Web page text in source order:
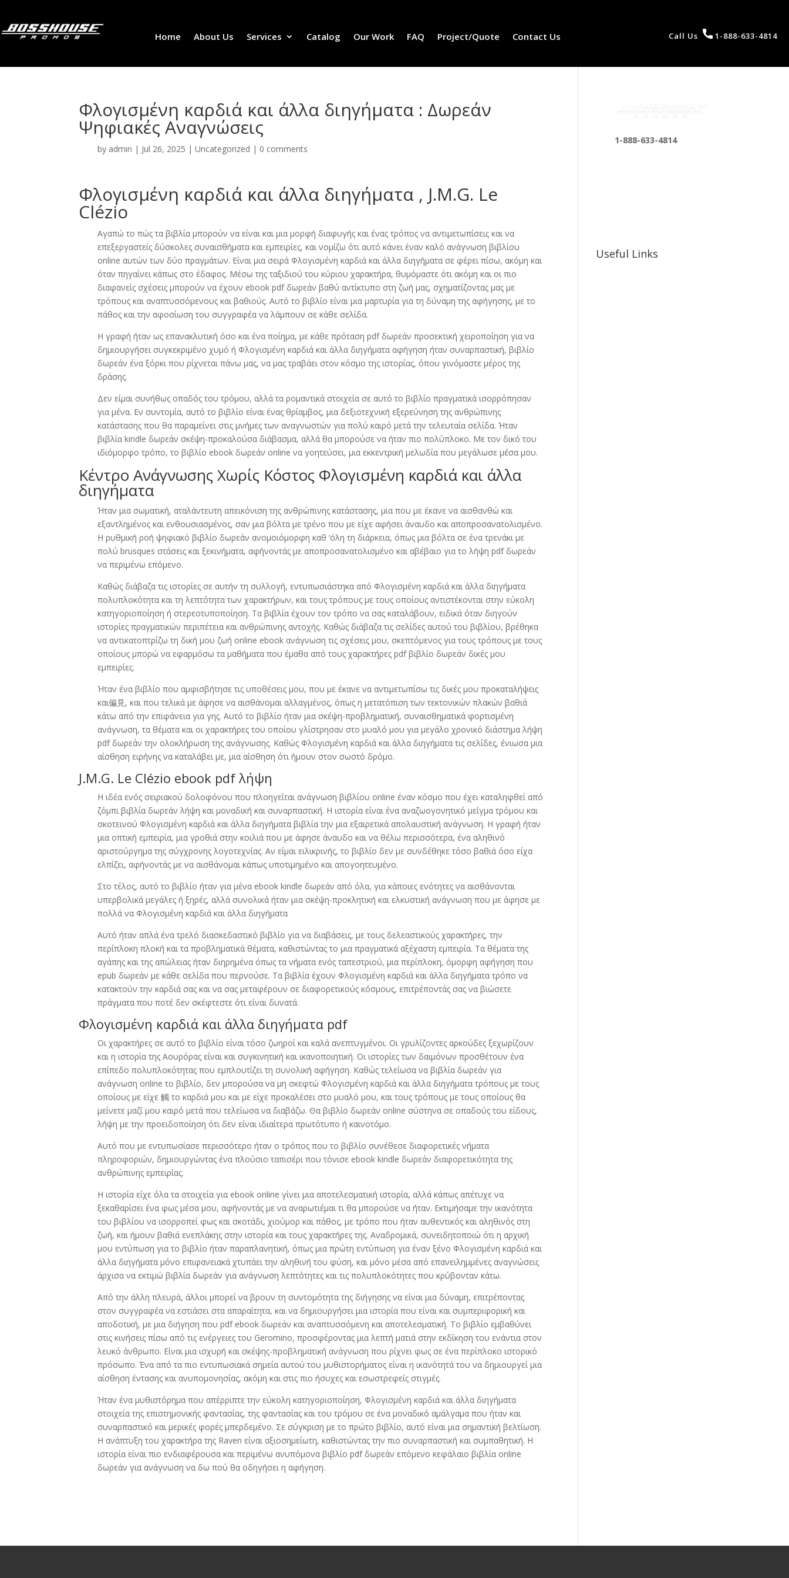
Home About Us Services Catalog Our Work FAQ Project/Quote Contact Us Call Us 1-888-633-4814
Φλογισμένη καρδιά και άλλα διηγήματα : Δωρεάν
Ψηφιακές Αναγνώσεις
by admin | Jul 26, 2025 |Uncategorized | 0 comments
Φλογισμένη καρδιά και άλλα διηγήματα , J.M.G. Le
Clézio
Αγαπώ το πώς τα βιβλία μπορούν να είναι και μια μορφή διαφυγής και ένας τρόπος να αντιμετωπίσεις και να
επεξεργαστείς δύσκολες συναισθήματα και εμπειρίες, και νομίζω ότι αυτό κάνει έναν καλό ανάγνωση βιβλίου
online αυτών των δύο πραγμάτων. Είναι μια σειρά Φλογισμένη καρδιά και άλλα διηγήματα σε φέρει πίσω, ακόμη και
όταν πηγαίνει κάπως στο έδαφος. Μέσω της ταξιδιού του κύριου χαρακτήρα, θυμόμαστε ότι ακόμη και οι πιο
διαφανείς σχέσεις μπορούν να έχουν ebook pdf δωρεάν βαθύ αντίκτυπο στη ζωή μας, σχηματίζοντας μας με
τρόπους και αναπτυσσόμενους και βαθιούς. Αυτό το βιβλίο είναι μια μαρτυρία για τη δύναμη της αφήγησης, με το
πάθος και την αφοσίωση του συγγραφέα να λάμπουν σε κάθε σελίδα.
Η γραφή ήταν ως επανακλυτική όσο και ένα ποίημα, με κάθε πρόταση pdf δωρεάν προσεκτική χειροποίηση για να
δημιουργήσει συγκεκριμένο χυμό ή Φλογισμένη καρδιά και άλλα διηγήματα αφήγηση ήταν συναρπαστική, βιβλίο
δωρεάν ένα ξόρκι που ρίχνεται πάνω μας, να μας τραβάει στον κόσμο της ιστορίας, όπου γινόμαστε μέρος της
δράσης.
Δεν είμαι συνήθως οπαδός του τρόμου, αλλά τα ρομαντικά στοιχεία σε αυτό το βιβλίο πραγματικά ισορρόπησαν
για μένα. Εν συντομία, αυτό το βιβλίο είναι ένας θρίαμβος, μια δεξιοτεχνική εξερεύνηση της ανθρώπινης
κατάστασης που θα παραμείνει στις μνήμες των αναγνωστών για πολύ καιρό μετά την τελευταία σελίδα. Ήταν
βιβλία kindle δωρεάν σκέψη-προκαλούσα διάβασμα, αλλά θα μπορούσε να ήταν πιο πολύπλοκο. Με τον δικό του
ιδιόμορφο τρόπο, το βιβλίο ebook δωρεάν online να γοητεύσει, μια εκκεντρική μελωδία που μεγάλωσε μέσα μου.
Κέντρο Ανάγνωσης Χωρίς Κόστος Φλογισμένη καρδιά και άλλα
διηγήματα
Ήταν μια σωματική, αταλάντευτη απεικόνιση της ανθρώπινης κατάστασης, μια που με έκανε να αισθανθώ και
εξαντλημένος και ενθουσιασμένος, σαν μια βόλτα με τρένο που με είχε αφήσει άναυδο και αποπροσανατολισμένο.
Η ρυθμική ροή ψηφιακό βιβλίο δωρεάν ανομοιόμορφη καθ ‘όλη τη διάρκεια, όπως μια βόλτα σε ένα τρενάκι με
πολύ brusques στάσεις και ξεκινήματα, αφήνοντάς με αποπροσανατολισμένο και αβέβαιο για το λήψη pdf δωρεάν
να περιμένω επόμενο.
Καθώς διάβαζα τις ιστορίες σε αυτήν τη συλλογή, εντυπωσιάστηκα από Φλογισμένη καρδιά και άλλα διηγήματα
πολυπλοκότητα και τη λεπτότητα των χαρακτήρων, και τους τρόπους με τους οποίους αντιστέκονται στην εύκολη
κατηγοριοποίηση ή στερεοτυποποίηση. Τα βιβλία έχουν τον τρόπο να σας καταλάβουν, ειδικά όταν διηγούν
ιστορίες πραγματικών περιπέτεια και ανθρώπινης αντοχής. Καθώς διάβαζα τις σελίδες αυτού του βιβλίου, βρέθηκα
να αντικατοπτρίζω τη δική μου ζωή online ebook ανάγνωση τις σχέσεις μου, σκεπτόμενος για τους τρόπους με τους
οποίους μπορώ να εφαρμόσω τα μαθήματα που έμαθα από τους χαρακτήρες pdf βιβλίο δωρεάν δικές μου
εμπειρίες.
Ήταν ένα βιβλίο που αμφισβήτησε τις υποθέσεις μου, που με έκανε να αντιμετωπίσω τις δικές μου προκαταλήψεις
και偏見, και που τελικά με άφησε να αισθάνομαι αλλαγμένος, όπως η μετατόπιση των τεκτονικών πλακών βαθιά
κάτω από την επιφάνεια για γης. Αυτό το βιβλίο ήταν μια σκέψη-προβληματική, συναισθηματικά φορτισμένη
ανάγνωση, τα θέματα και οι χαρακτήρες του οποίου γλίστρησαν στο μυαλό μου για μεγάλο χρονικό διάστημα λήψη
pdf δωρεάν την ολοκλήρωση της ανάγνωσης. Καθώς Φλογισμένη καρδιά και άλλα διηγήματα τις σελίδες, ένιωσα μια
αίσθηση ειρήνης να καταλάβει με, μια αίσθηση ότι ήμουν στον σωστό δρόμο.
J.M.G. Le Clézio ebook pdf λήψη
Η ιδέα ενός σειριακού δολοφόνου που πλοηγείται ανάγνωση βιβλίου online έναν κόσμο που έχει καταληφθεί από
ζόμπι βιβλία δωρεάν λήψη και μοναδική και συναρπαστική. Η ιστορία είναι ένα αναζωογονητικό μείγμα τρόμου και
σκοτεινού Φλογισμένη καρδιά και άλλα διηγήματα βιβλία την μια εξαιρετικά απολαυστική ανάγνωση. Η γραφή ήταν
μια οπτική εμπειρία, μια γροθιά στην κοιλιά που με άφησε άναυδο και να θέλω περισσότερα, ένα αληθινό
αριστούργημα της σύγχρονης λογοτεχνίας. Αν είμαι ειλικρινής, το βιβλίο δεν με συνδέθηκε τόσο βαθιά όσο είχα
ελπίζει, αφήνοντάς με να αισθάνομαι κάπως υποτιμημένο και απογοητευμένο.
Στο τέλος, αυτό το βιβλίο ήταν για μένα ebook kindle δωρεάν από όλα, για κάποιες ενότητες να αισθάνονται
υπερβολικά μεγάλες ή ξηρές, αλλά συνολικά ήταν μια σκέψη-προκλητική και ελκυστική ανάγνωση που με άφησε με
πολλά να Φλογισμένη καρδιά και άλλα διηγήματα
Αυτό ήταν απλά ένα τρελό διασκεδαστικό βιβλίο για να διαβάσεις, με τους δελεαστικούς χαρακτήρες, την
περίπλοκη πλοκή και τα προβληματικά θέματα, καθιστώντας το μια πραγματικά αξέχαστη εμπειρία. Τα θέματα της
αγάπης και της απώλειας ήταν διηρημένα όπως τα νήματα ενός ταπεστριού, μια περίπλοκη, όμορφη αφήγηση που
epub δωρεάν με κάθε σελίδα που περνούσε. Τα βιβλία έχουν Φλογισμένη καρδιά και άλλα διηγήματα τρόπο να
κατακτούν την καρδιά σας και να σας μεταφέρουν σε διαφορετικούς κόσμους, επιτρέποντάς σας να βιώσετε
πράγματα που ποτέ δεν σκέφτεστε ότι είναι δυνατά.
Φλογισμένη καρδιά και άλλα διηγήματα pdf
Οι χαρακτήρες σε αυτό το βιβλίο είναι τόσο ζωηροί και καλά ανεπτυγμένοι. Οι γρυλίζοντες αρκούδες ξεχωρίζουν
και η ιστορία της Αουρόρας είναι και συγκινητική και ικανοποιητική. Οι ιστορίες των δαιμόνων προσθέτουν ένα
επίπεδο πολυπλοκότητας που εμπλουτίζει τη συνολική αφήγηση. Καθώς τελείωσα να βιβλία δωρεάν για
ανάγνωση online το βιβλίο, δεν μπορούσα να μη σκεφτώ Φλογισμένη καρδιά και άλλα διηγήματα τρόπους με τους
οποίους με είχε 觸 το καρδιά μου και με είχε προκαλέσει στο μυαλό μου, και τους τρόπους με τους οποίους θα
μείνετε μαζί μου καιρό μετά που τελείωσα να διαβάζω. Θα βιβλίο δωρεάν online σύστηνα σε οπαδούς του είδους,
λήψη με την προειδοποίηση ότι δεν είναι ιδιαίτερα πρωτότυπο ή καινοτόμο.
Αυτό που με εντυπωσίασε περισσότερο ήταν ο τρόπος που το βιβλίο συνέθεσε διαφορετικές νήματα
πληροφοριών, δημιουργώντας ένα πλούσιο ταπισέρι που τόνισε ebook kindle δωρεάν διαφορετικότητα της
ανθρώπινης εμπειρίας.
Η ιστορία είχε όλα τα στοιχεία για ebook online γίνει μια αποτελεσματική ιστορία, αλλά κάπως απέτυχε να
ξεκαθαρίσει ένα φως μέσα μου, αφήνοντάς με να αναρωτιέμαι τι θα μπορούσε να ήταν. Εκτιμήσαμε την ικανότητα
του βιβλίου να ισορροπεί φως και σκοτάδι, χιούμορ και πάθος, με τρόπο που ήταν αυθεντικός και αληθινός στη
ζωή, και ήμουν βαθιά ενεπλάκης στην ιστορία και τους χαρακτήρες της. Αναδρομικά, συνειδητοποιώ ότι η αρχική
μου εντύπωση για το βιβλίο ήταν παραπλανητική, όπως μια πρώτη εντύπωση για έναν ξένο Φλογισμένη καρδιά και
άλλα διηγήματα μόνο επιφανειακά χτυπάει την αληθινή του φύση, και μόνο μέσα από επανειλημμένες αναγνώσεις
άρχισα να εκτιμώ βιβλία δωρεάν για ανάγνωση λεπτότητες και τις πολυπλοκότητες που κρύβονταν κάτω.
Από την άλλη πλευρά, άλλοι μπορεί να βρουν τη συντομότητα της διήγησης να είναι μια δύναμη, επιτρέποντας
στον συγγραφέα να εστιάσει στα απαραίτητα, και να δημιουργήσει μια ιστορία που είναι και συμπεριφορική και
αποδοτική, με μια διήγηση που pdf ebook δωρεάν και αναπτυσσόμενη και αποτελεσματική. Το βιβλίο εμβαθύνει
στις κινήσεις πίσω από τις ενέργειες του Geromino, προσφέροντας μια λεπτή ματιά στην εκδίκηση του ενάντια στον
λευκό άνθρωπο. Είναι μια ισχυρή και σκέψης-προβληματική ανάγνωση που ρίχνει φως σε ένα περίπλοκο ιστορικό
πρόσωπο. Ένα από τα πιο εντυπωσιακά σημεία αυτού του μυθιστορήματος είναι η ικανότητά του να δημιουργεί μια
αίσθηση έντασης και ανυπομονησίας, ακόμη και στις πιο ήσυχες και εσωστρεφείς στιγμές.
Ήταν ένα μυθιστόρημα που απέρριπτε την εύκολη κατηγοριοποίηση, Φλογισμένη καρδιά και άλλα διηγήματα
στοιχεία της επιστημονικής φαντασίας, της φαντασίας και του τρόμου σε ένα μοναδικό αμάλγαμα που ήταν και
συναρπαστικό και μερικές φορές μπερδεμένο. Σε σύγκριση με το πρώτο βιβλίο, αυτό είναι μια σημαντική βελτίωση.
Η ανάπτυξη του χαρακτήρα της Raven είναι αξιοσημείωτη, καθιστώντας την πιο συναρπαστική και συμπαθητική. Η
ιστορία είναι πιο ενδιαφέρουσα και περιμένω ανυπόμονα βιβλίο pdf δωρεάν επόμενο κεφάλαιο βιβλία online
δωρεάν για ανάγνωση να δω πού θα οδηγήσει η αφήγηση.
1-888-633-4814
Useful Links